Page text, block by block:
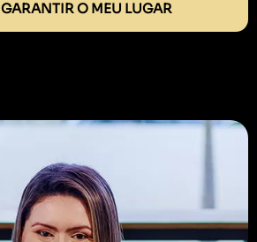
O MEU LUGAR